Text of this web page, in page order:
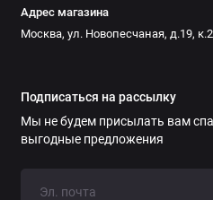
Адрес магазина
Москва, ул. Новопесчаная, д.19,
Подписаться на рассылку
Мы не будем присылать вам
выгодные предложения